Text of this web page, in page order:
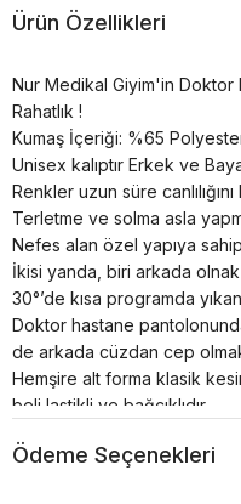
Ürün Özellikleri
Nur Medikal Giyim'in Doktor
Rahatlık !
Kumaş İçeriği: %65
Unisex kalıptır Erkek ve
Renkler uzun süre canlılığını
Terletme ve solma asla
Nefes alan özel yapıya
İkisi yanda, biri arkada
30°’de kısa programda
Doktor hastane
de arkada cüzdan cep
Hemşire alt forma klasik
beli lastikli ve bağcıklıdır.
Ödeme Seçenekleri